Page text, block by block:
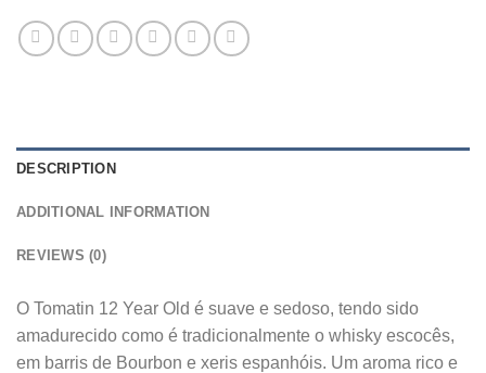
DESCRIPTION
ADDITIONAL INFORMATION
REVIEWS (0)
O Tomatin 12 Year Old é suave e sedoso, tendo sido
amadurecido como é tradicionalmente o whisky escocês,
em barris de Bourbon e xeris espanhóis. Um aroma rico e